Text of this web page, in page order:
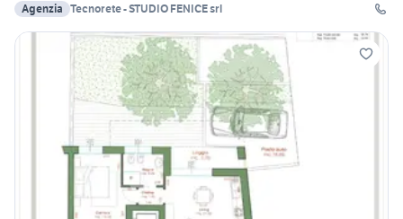
Agenzia Tecnorete - STUDIO FENICE srl